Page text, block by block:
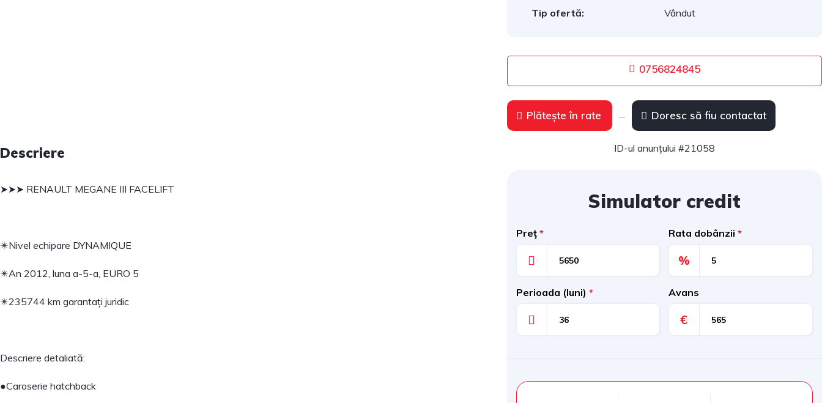
Descriere
➤➤➤ RENAULT MEGANE III FACELIFT
✴️Nivel echipare DYNAMIQUE
✴️An 2012, luna a-5-a, EURO 5
✴️235744 km garantați juridic
Descriere detaliată:
●Caroserie hatchback
Tip ofertă:
Vândut
0756824845
Plătește în rate Doresc să fiu contactat
ID-ul anunțului #21058
Simulator credit
Preț * Rata dobânzii*
%
Perioada (luni) * Avans
€